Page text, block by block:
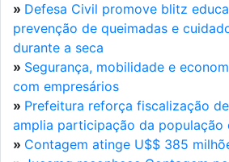
» Defesa Civil promove blitz
prevenção de queimadas e
durante a seca
» Segurança, mobilidade e
com empresários
» Prefeitura reforça fiscalização
amplia participação da população
» Contagem atinge U$$ 385